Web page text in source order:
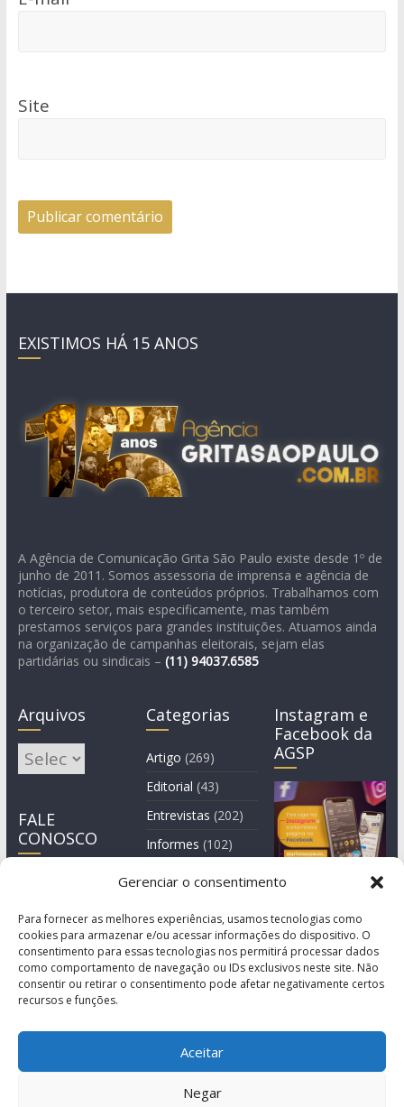
Gerenciar o consentimento
Para fornecer as melhores experiências, usamos tecnologias como
cookies para armazenar e/ou acessar informações do dispositivo. O
consentimento para essas tecnologias nos permitirá processar dados
como comportamento de navegação ou IDs exclusivos neste site. Não
consentir ou retirar o consentimento pode afetar negativamente certos
recursos e funções.
Aceitar
Negar
Site
EXISTIMOS HÁ 15 ANOS
A Agência de Comunicação Grita São Paulo existe desde 1º de
junho de 2011. Somos assessoria de imprensa e agência de
notícias, produtora de conteúdos próprios. Trabalhamos com
o terceiro setor, mais especificamente, mas também
prestamos serviços para grandes instituições. Atuamos ainda
na organização de campanhas eleitorais, sejam elas
partidárias ou sindicais – (11) 94037.6585
Arquivos
Arquivos
FALE
CONOSCO
Categorias
Artigo (269)
Editorial (43)
Entrevistas (202)
Informes (102)
Instagram e
Facebook da
AGSP
© Copyright 2011-2026